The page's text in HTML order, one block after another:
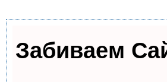
Забиваем